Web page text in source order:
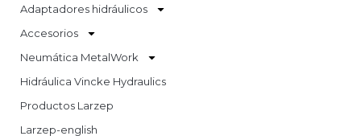
Adaptadores hidráulicos
Accesorios
Neumática MetalWork
Hidráulica Vincke Hydraulics
Productos Larzep
Larzep-english